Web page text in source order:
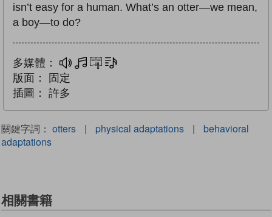
isn’t easy for a human. What’s an otter—we mean,
a boy—to do?
多媒體： 多媒體互動練習
版面：
固定
插圖：
許多
關鍵字詞： otters | physical adaptations |
behavioral
adaptations
相關書籍